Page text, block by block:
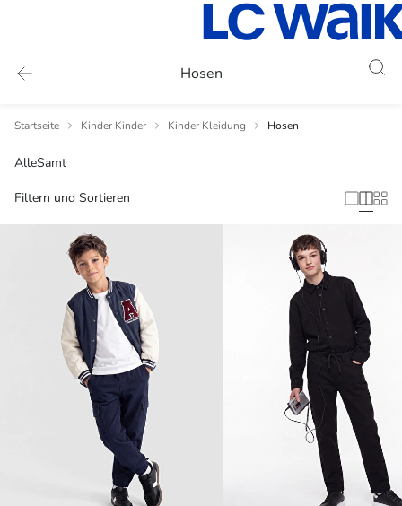
Hosen
Startseite Kinder Kinder Kinder Kleidung Hosen
AlleSamt
Filtern und Sortieren